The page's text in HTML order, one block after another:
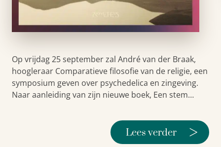
Op vrijdag 25 september zal André van der Braak,
hoogleraar Comparatieve filosofie van de religie, een
symposium geven over psychedelica en zingeving.
Naar aanleiding van zijn nieuwe boek, Een stem…
Lees verder >